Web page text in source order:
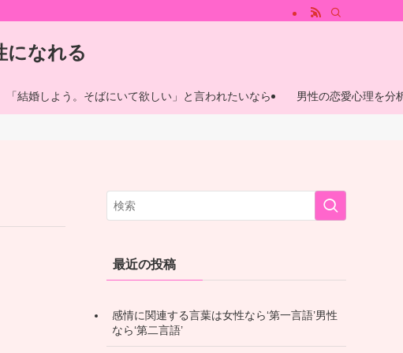
サイトでは、男性が心惹かれる魅力的な女性の特徴、心惹かれる瞬間やその理由につい
になれる
「結婚しよう。そばにいて欲しい」と言われたいなら 男性の恋愛心理を分
最近の投稿
感情に関連する言葉は女性なら‘第一言語’男性
なら‘第二言語’